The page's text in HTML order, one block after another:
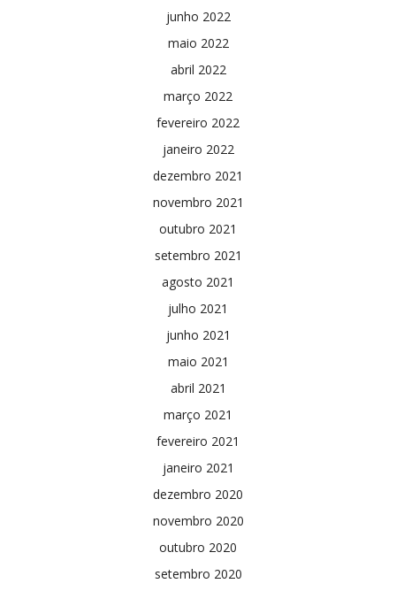
junho 2022
maio 2022
abril 2022
março 2022
fevereiro 2022
janeiro 2022
dezembro 2021
novembro 2021
outubro 2021
setembro 2021
agosto 2021
julho 2021
junho 2021
maio 2021
abril 2021
março 2021
fevereiro 2021
janeiro 2021
dezembro 2020
novembro 2020
outubro 2020
setembro 2020